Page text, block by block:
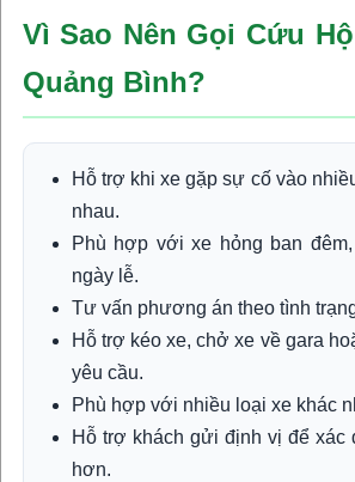
Vì Sao Nên Gọi Cứu
Quảng Bình?
Hỗ trợ khi xe gặp sự cố vào
nhau.
Phù hợp với xe hỏng ban
ngày lễ.
Tư vấn phương án theo tình
Hỗ trợ kéo xe, chở xe về gara
yêu cầu.
Phù hợp với nhiều loại xe khác
Hỗ trợ khách gửi định vị để xác
hơn.